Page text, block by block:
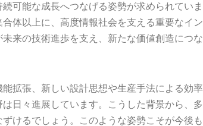
可能な成長へつなげる姿勢が求められてい
体以上に、高度情報社会を支える重要なイ
来の技術進歩を支え、新たな価値創造につ
拡張、新しい設計思想や生産手法による効
は日々進展しています。こうした背景から、
けるでしょう。このような姿勢こそが今後